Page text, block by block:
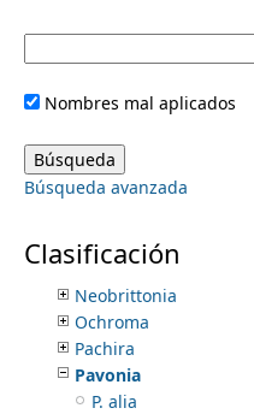
Nombres mal aplicados
Búsqueda avanzada
Clasificación
Malachra
Malacothamnus
Malvastrum
Malvella
Melochia
Modiola
Mortoniodendron
Neobrittonia
Ochroma
Pachira
Pavonia
P. alia